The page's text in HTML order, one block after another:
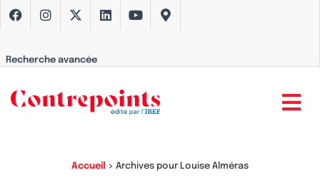
Recherche avancée
Accueil > Archives pour Louise Alméras